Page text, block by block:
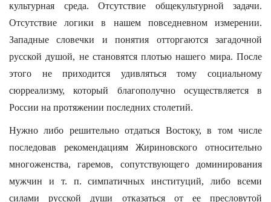
культурная среда. Отсутствие общекультурной задачи.
Отсутствие логики в нашем повседневном измерении.
Западные словечки и понятия отторгаются загадочной
русской душой, не становятся плотью нашего мира. После
этого не приходится удивляться тому социальному
сюрреализму, который благополучно осуществляется в
России на протяжении последних столетий.
Нужно либо решительно отдаться Востоку, в том числе
последовав рекомендациям Жириновского относительно
многоженства, гаремов, сопутствующего доминирования
мужчин и т. п. симпатичных институций, либо всеми
силами русской души отказаться от ее пресловутой